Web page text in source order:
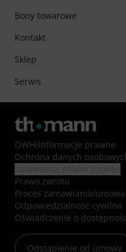
Bony towarowe
Kontakt
Sklep
Serwis
OWH/Informacje prawne
Ochrona danych
Prawo zwrotu
Proces zamawiania/
Odpowiedzialność cywilna
Oświadczenie o
Odstąpienie od umowy